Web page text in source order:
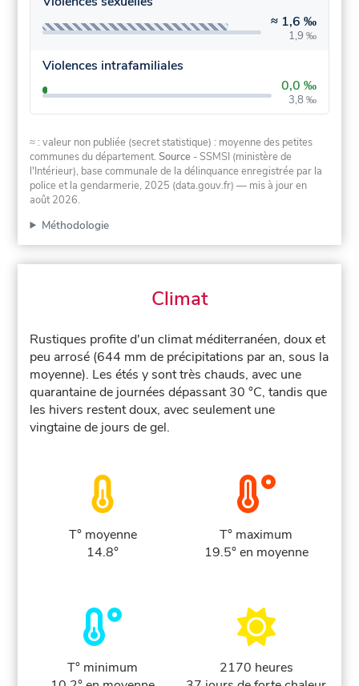
≈ 1,6 ‰
1,9 ‰
Violences intrafamiliales
0,0 ‰
3,8 ‰
≈ : valeur non publiée (secret statistique) : moyenne des petites
communes du département.Source - SSMSI (ministère de
l'Intérieur), base communale de la délinquance enregistrée par la
police et la gendarmerie, 2025 (data.gouv.fr) — mis à jour en
août 2026.
Méthodologie
Climat
Rustiques profite d'un climat méditerranéen, doux et
peu arrosé (644 mm de précipitations par an, sous la
moyenne). Les étés y sont très chauds, avec une
quarantaine de journées dépassant 30 °C, tandis que
les hivers restent doux, avec seulement une
vingtaine de jours de gel.
T° moyenne
14.8°
T° maximum
19.5° en moyenne
T° minimum
2170 heures